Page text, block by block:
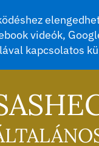
videók,
kapcsolatos